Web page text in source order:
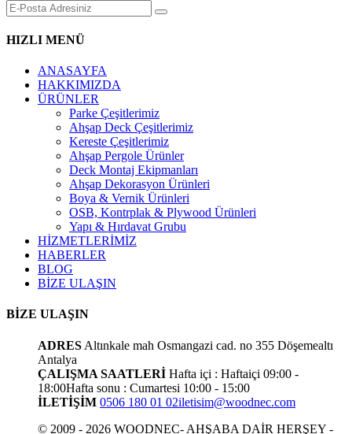
HIZLI MENÜ
ANASAYFA
HAKKIMIZDA
ÜRÜNLER
Parke Çeşitlerimiz
Ahşap Deck Çeşitlerimiz
Kereste Çeşitlerimiz
Ahşap Pergole Ürünler
Deck Montaj Ekipmanları
Ahşap Dekorasyon Ürünleri
Boya & Vernik Ürünleri
OSB, Kontrplak & Plywood Ürünleri
Yapı & Hırdavat Grubu
HİZMETLERİMİZ
HABERLER
BLOG
BİZE ULAŞIN
BİZE ULAŞIN
ADRES Altınkale mah Osmangazi cad. no 355 Döşemealtı
Antalya
ÇALIŞMA SAATLERİ Hafta içi : Haftaiçi 09:00 -
18:00Hafta sonu : Cumartesi 10:00 - 15:00
İLETİŞİM 0506 180 01 02iletisim@woodnec.com
© 2009 - 2026 WOODNEC- AHŞABA DAİR HERŞEY -